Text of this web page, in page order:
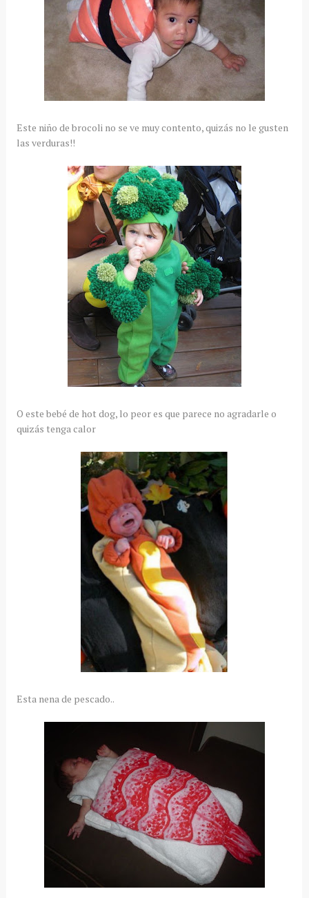
Este niño de brocoli no se ve muy contento, quizás no le gusten
las verduras!!
O este bebé de hot dog, lo peor es que parece no agradarle o
quizás tenga calor
Esta nena de pescado..